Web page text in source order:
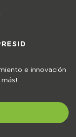
e innovación